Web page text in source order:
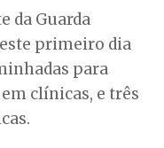
da Guarda
primeiro dia
para
clínicas, e três